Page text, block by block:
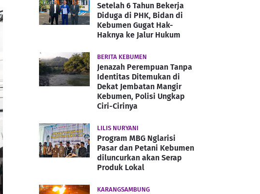
Setelah 6 Tahun Bekerja
Diduga di PHK, Bidan di
Kebumen Gugat Hak-
Haknya ke Jalur Hukum
BERITA KEBUMEN
Jenazah Perempuan Tanpa
Identitas Ditemukan di
Dekat Jembatan Mangir
Kebumen, Polisi Ungkap
Ciri-Cirinya
LILIS NURYANI
Program MBG Nglarisi
Pasar dan Petani Kebumen
diluncurkan akan Serap
Produk Lokal
KARANGSAMBUNG